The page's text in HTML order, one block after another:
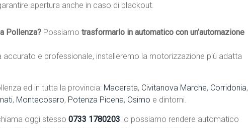
apertura anche in caso di blackout.
Pollenza? Possiamo trasformarlo in automatico con un’automazione
accurato e professionale, installeremo la motorizzazione più adatta
ed in tutta la provincia: Macerata, Civitanova Marche, Corridonia,
, Montecosaro, Potenza Picena, Osimo e dintorni.
oggi stesso 0733 1780203 lo possiamo rendere automatico